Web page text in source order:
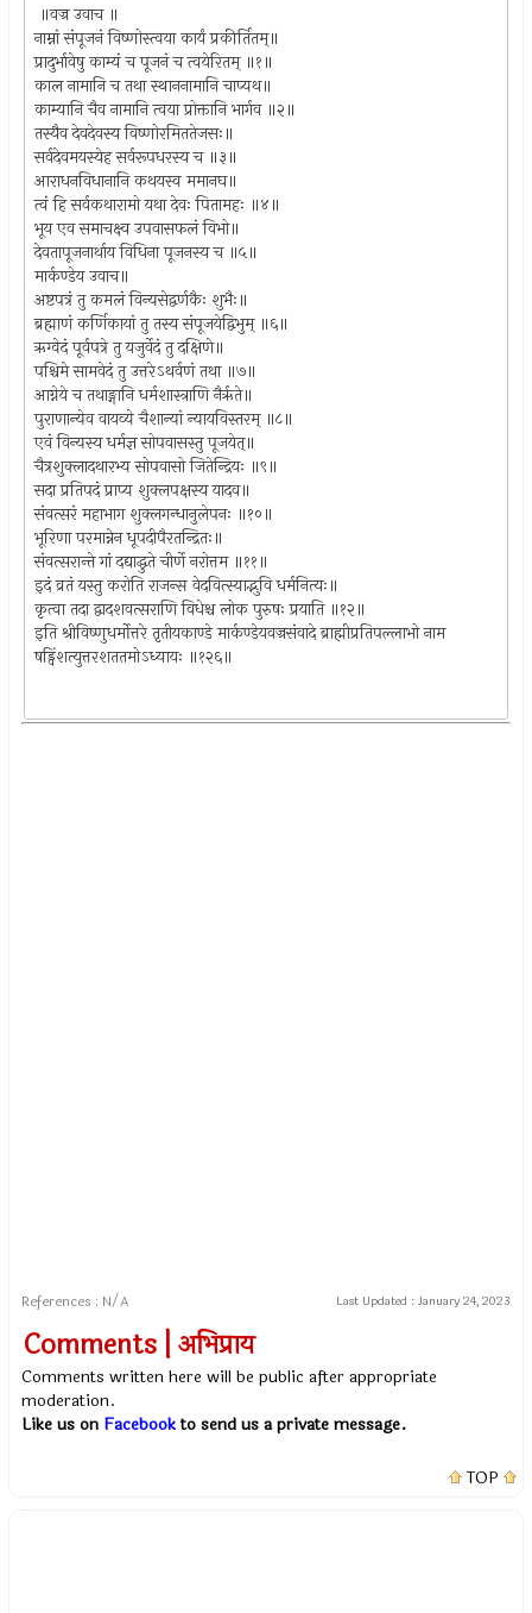
॥वज्र उवाच ॥
नाम्नां संपूजनं विष्णोस्त्वया कार्यं प्रकीर्तितम्॥
प्रादुर्भावेषु काम्यं च पूजनं च त्वयेरितम् ॥१॥
काल नामानि च तथा स्थाननामानि चाप्यथ॥
काम्यानि चैव नामानि त्वया प्रोक्तानि भार्गव ॥२॥
तस्यैव देवदेवस्य विष्णोरमिततेजसः॥
सर्वदेवमयस्येह सर्वरूपधरस्य च ॥३॥
आराधनविधानानि कथयस्व ममानघ॥
त्वं हि सर्वकथारामो यथा देवः पितामहः ॥४॥
भूय एव समाचक्ष्व उपवासफलं विभो॥
देवतापूजनार्थाय विधिना पूजनस्य च ॥५॥
मार्कण्डेय उवाच॥
अष्टपत्रं तु कमलं विन्यसेद्वर्णकैः शुभैः॥
ब्रह्माणं कर्णिकायां तु तस्य संपूजयेद्विभुम् ॥६॥
ऋग्वेदं पूर्वपत्रे तु यजुर्वेदं तु दक्षिणे॥
पश्चिमे सामवेदं तु उत्तरेऽथर्वणं तथा ॥७॥
आग्नेये च तथाङ्गानि धर्मशास्त्राणि नैर्ऋते॥
पुराणान्येव वायव्ये चैशान्यां न्यायविस्तरम् ॥८॥
एवं विन्यस्य धर्मज्ञ सोपवासस्तु पूजयेत्॥
चैत्रशुक्लादथारभ्य सोपवासो जितेन्द्रियः ॥९॥
सदा प्रतिपदं प्राप्य शुक्लपक्षस्य यादव॥
संवत्सरं महाभाग शुक्लगन्धानुलेपनः ॥१०॥
भूरिणा परमान्नेन धूपदीपैरतन्द्रितः॥
संवत्सरान्ते गां दद्याद्धुते चीर्णे नरोत्तम ॥११॥
इदं व्रतं यस्तु करोति राजन्स वेदवित्स्याद्भुवि धर्मनित्यः॥
कृत्वा तदा द्वादशवत्सराणि विधेश्च लोक पुरुषः प्रयाति ॥१२॥
इति श्रीविष्णुधर्मोत्तरे तृतीयकाण्डे मार्कण्डेयवज्रसंवादे ब्राह्मीप्रतिपल्लाभो नाम
षड्विंशत्युत्तरशततमोऽध्यायः ॥१२६॥
References : N/A Last Updated : January 24, 2023
Comments | अभिप्राय
Comments written here will be public after appropriate
moderation.
Like us on Facebookto send us a private message.
TOP